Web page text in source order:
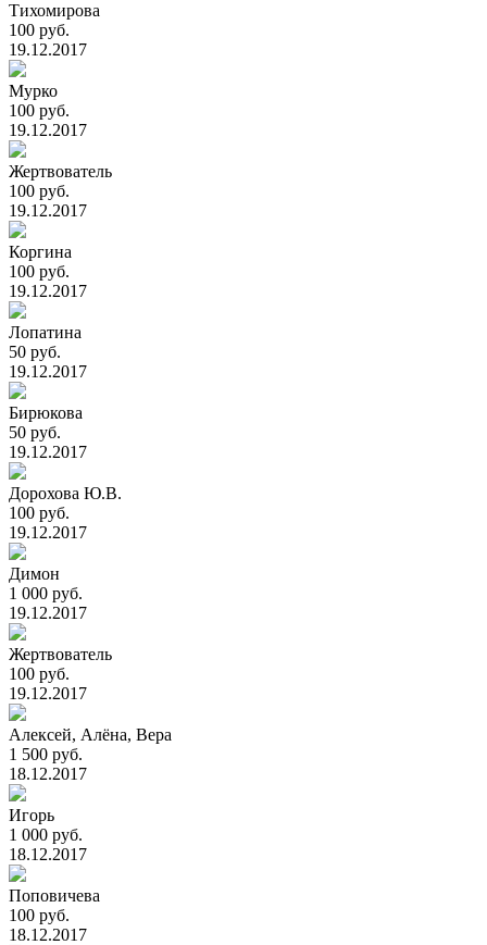
Тихомирова
100 руб.
19.12.2017
Мурко
100 руб.
19.12.2017
Жертвователь
100 руб.
19.12.2017
Коргина
100 руб.
19.12.2017
Лопатина
50 руб.
19.12.2017
Бирюкова
50 руб.
19.12.2017
Дорохова Ю.В.
100 руб.
19.12.2017
Димон
1 000 руб.
19.12.2017
Жертвователь
100 руб.
19.12.2017
Алексей, Алёна, Вера
1 500 руб.
18.12.2017
Игорь
1 000 руб.
18.12.2017
Поповичева
100 руб.
18.12.2017